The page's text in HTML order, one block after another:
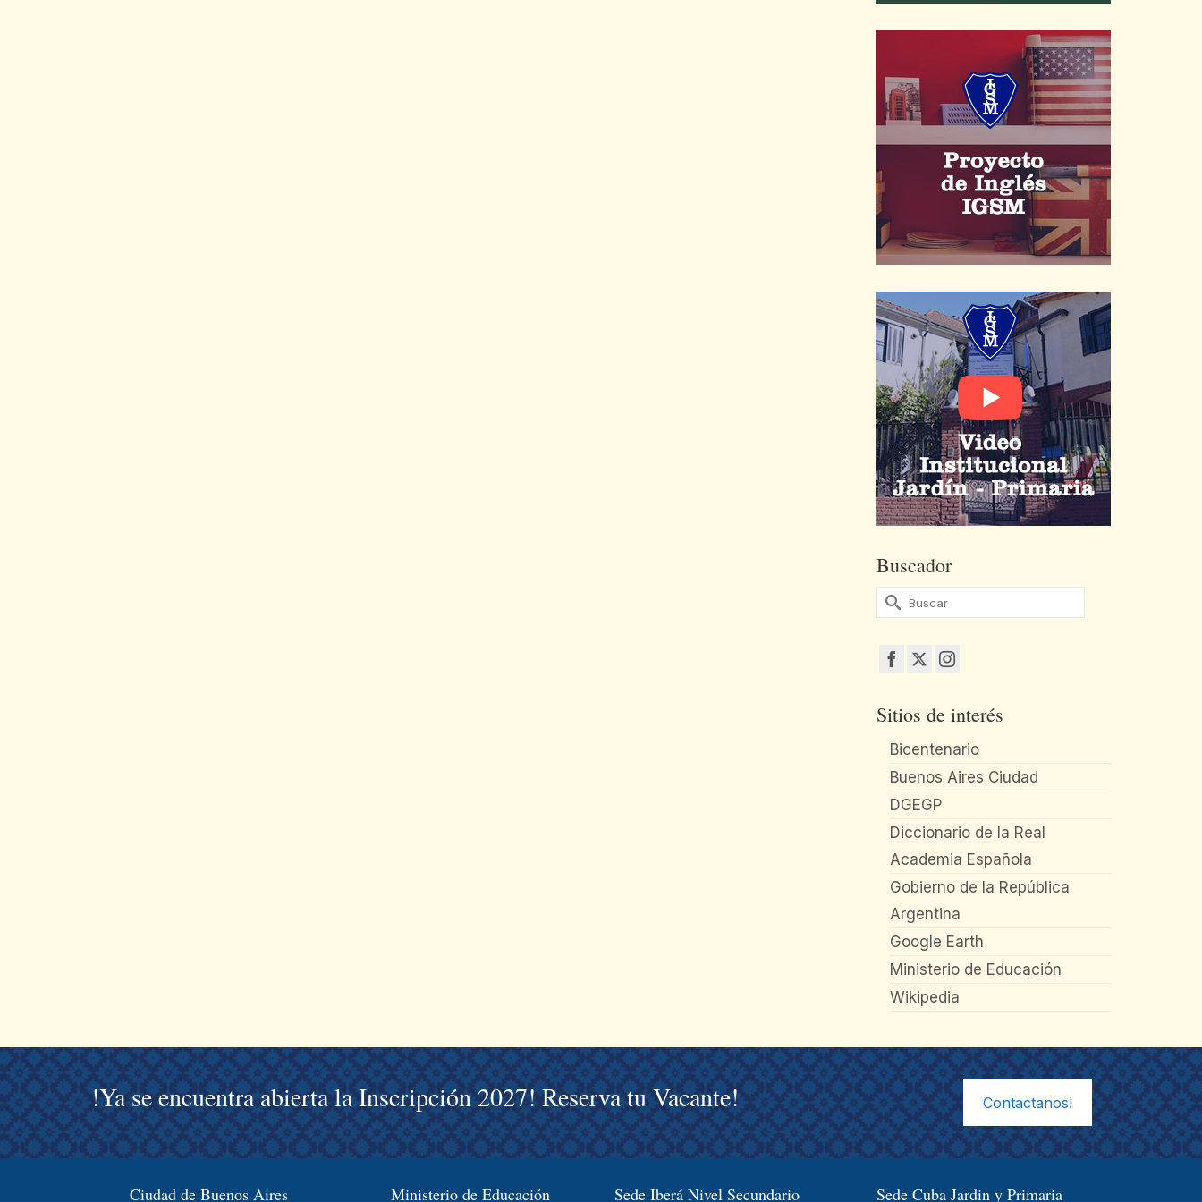
Buscador
Buscar
por:
Sitios de interés
Bicentenario
Buenos Aires Ciudad
DGEGP
Diccionario de la Real
Academia Española
Gobierno de la República
Argentina
Google Earth
Ministerio de Educación
Wikipedia
!Ya se encuentra abierta la Inscripción 2027! Reserva tu Vacante! Contactanos!
Ciudad de Buenos Aires Ministerio de Educación Sede Iberá Nivel Secundario Sede Cuba Jardin y Primaria